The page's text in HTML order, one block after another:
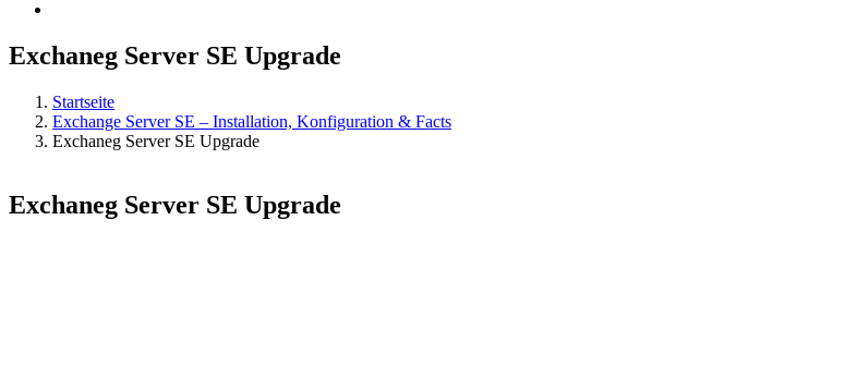
Exchaneg Server SE Upgrade
Startseite
Exchange Server SE – Installation, Konfiguration & Facts
Exchaneg Server SE Upgrade
Exchaneg Server SE Upgrade